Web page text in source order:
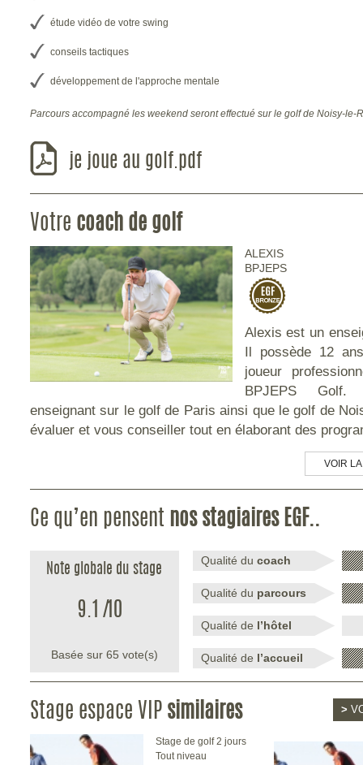
étude vidéo de votre swing
conseils tactiques
développement de l'approche mentale
Parcours accompagné les weekend seront effectué sur le golf de Noisy-le-
je joue au golf.pdf
Votre coach de golf
ALEXIS
BPJEPS
Alexis est un
Il possède 12
joueur
BPJEPS
enseignant sur le golf de Paris ainsi que le golf de
évaluer et vous conseiller tout en élaborant des
VOIR
Ce qu’en pensent nos stagiaires EGF..
Note globale du stage
9.1 /
10
Basée sur 65 vote(s)
Qualité ducoach
Qualité du parcours
Qualité de l’hôtel
Qualité de l’accueil
Stage espace VIP similaires >
Stage de golf 2 jours
Tout niveau